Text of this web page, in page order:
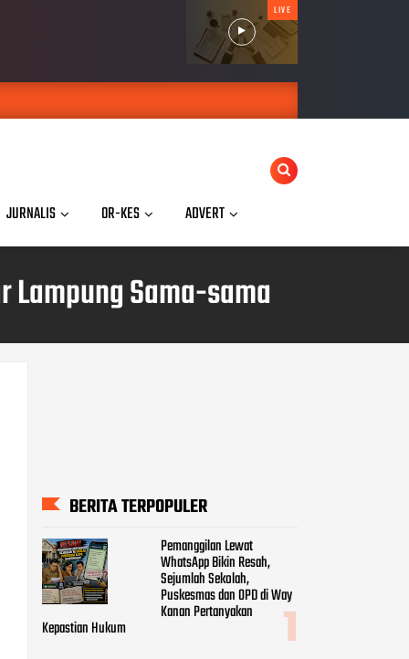
LIVE
JURNALIS OR-KES ADVERT
Lampung Sama-sama
BERITA TERPOPULER
Pemanggilan Lewat
WhatsApp Bikin Resah,
Sejumlah Sekolah,
Puskesmas dan OPD di Way
Kanan Pertanyakan
Kepastian Hukum